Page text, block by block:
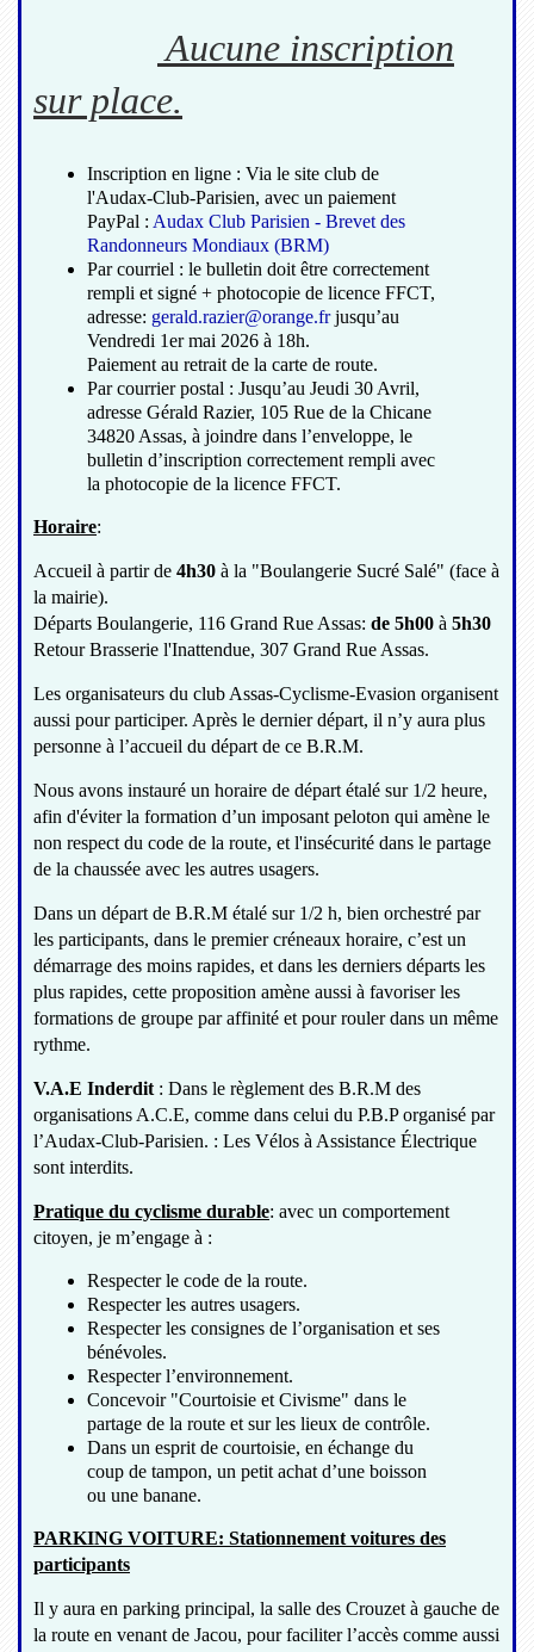
Aucune inscription
sur place.
Inscription en ligne : Via le site club de
l'Audax-Club-Parisien, avec un paiement
PayPal : Audax Club Parisien - Brevet des
Randonneurs Mondiaux (BRM)
Par courriel : le bulletin doit être correctement
rempli et signé + photocopie de licence FFCT,
adresse: gerald.razier@orange.frjusqu’au
Vendredi 1er mai 2026 à 18h.
Paiement au retrait de la carte de route.
Par courrier postal : Jusqu’au Jeudi 30 Avril,
adresse Gérald Razier, 105 Rue de la Chicane
34820 Assas, à joindre dans l’enveloppe, le
bulletin d’inscription correctement rempli avec
la photocopie de la licence FFCT.
Horaire:
Accueil à partir de 4h30 à la "Boulangerie Sucré Salé" (face à
la mairie).
Départs Boulangerie, 116 Grand Rue Assas: de 5h00 à 5h30
Retour Brasserie l'Inattendue, 307 Grand Rue Assas.
Les organisateurs du club Assas-Cyclisme-Evasion organisent
aussi pour participer. Après le dernier départ, il n’y aura plus
personne à l’accueil du départ de ce B.R.M.
Nous avons instauré un horaire de départ étalé sur 1/2 heure,
afin d'éviter la formation d’un imposant peloton qui amène le
non respect du code de la route, et l'insécurité dans le partage
de la chaussée avec les autres usagers.
Dans un départ de B.R.M étalé sur 1/2 h, bien orchestré par
les participants, dans le premier créneaux horaire, c’est un
démarrage des moins rapides, et dans les derniers départs les
plus rapides, cette proposition amène aussi à favoriser les
formations de groupe par affinité et pour rouler dans un même
rythme.
V.A.E Inderdit : Dans le règlement des B.R.M des
organisations A.C.E, comme dans celui du P.B.P organisé par
l’Audax-Club-Parisien. : Les Vélos à Assistance Électrique
sont interdits.
Pratique du cyclisme durable: avec un comportement
citoyen, je m’engage à :
Respecter le code de la route.
Respecter les autres usagers.
Respecter les consignes de l’organisation et ses
bénévoles.
Respecter l’environnement.
Concevoir "Courtoisie et Civisme" dans le
partage de la route et sur les lieux de contrôle.
Dans un esprit de courtoisie, en échange du
coup de tampon, un petit achat d’une boisson
ou une banane.
PARKING VOITURE: Stationnement voitures des
participants
Il y aura en parking principal, la salle des Crouzet à gauche de
la route en venant de Jacou, pour faciliter l’accès comme aussi